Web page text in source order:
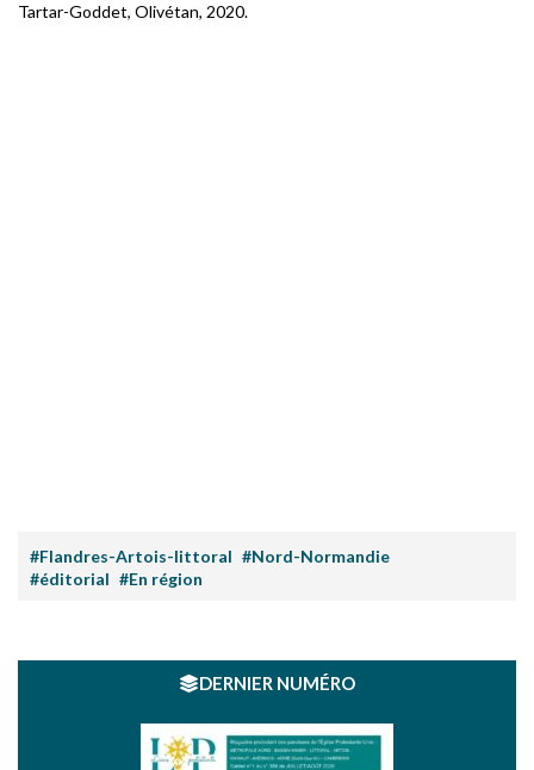
Tartar-Goddet, Olivétan, 2020.
#Flandres-Artois-littoral #Nord-Normandie
#éditorial #En région
DERNIER NUMÉRO